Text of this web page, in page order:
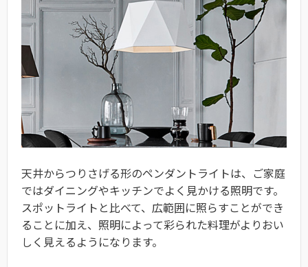
天井からつりさげる形のペンダントライトは、ご家庭
ではダイニングやキッチンでよく見かける照明です。
スポットライトと比べて、広範囲に照らすことができ
ることに加え、照明によって彩られた料理がよりおい
しく見えるようになります。